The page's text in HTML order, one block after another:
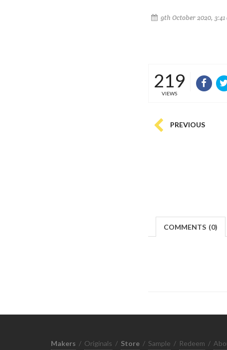
9th October 2020, 3:41
219
VIEWS
PREVIOUS
COMMENTS (0)
Makers / Originals / Store / Sample / Redeem /